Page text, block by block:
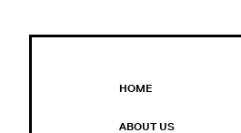
HOME
ABOUT US